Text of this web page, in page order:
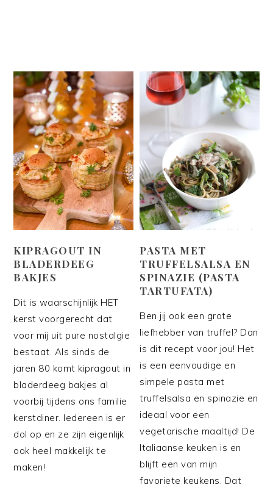
KIPRAGOUT IN
BLADERDEEG
BAKJES
Dit is waarschijnlijk HET
kerst voorgerecht dat
voor mij uit pure nostalgie
bestaat. Als sinds de
jaren 80 komt kipragout in
bladerdeeg bakjes al
voorbij tijdens ons familie
kerstdiner. Iedereen is er
dol op en ze zijn eigenlijk
ook heel makkelijk te
maken!
PASTA MET
TRUFFELSALSA EN
SPINAZIE (PASTA
TARTUFATA)
Ben jij ook een grote
liefhebber van truffel? Dan
is dit recept voor jou! Het
is een eenvoudige en
simpele pasta met
truffelsalsa en spinazie en
ideaal voor een
vegetarische maaltijd! De
Italiaanse keuken is en
blijft een van mijn
favoriete keukens. Dat